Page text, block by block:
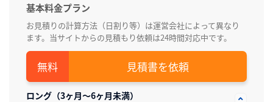
基本料金プラン
お見積りの計算方法（日割り等）は運営会社によって異なり
ます。当サイトからの見積もり依頼は24時間対応中です。
見積書を依頼
ロング（3ヶ月～6ヶ月未満）